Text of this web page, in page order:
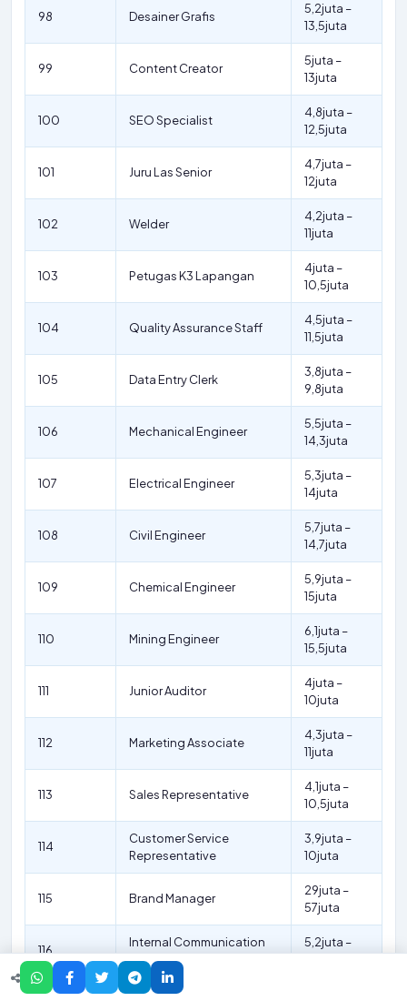
98 Desainer Grafis
5,2juta –
13,5juta
99 Content Creator
5juta –
13juta
100 SEO Specialist
4,8juta –
12,5juta
101 Juru Las Senior
4,7juta –
12juta
102 Welder
4,2juta –
11juta
103 Petugas K3 Lapangan
4juta –
10,5juta
104 Quality Assurance Staff
4,5juta –
11,5juta
105 Data Entry Clerk
3,8juta –
9,8juta
106 Mechanical Engineer
5,5juta –
14,3juta
107 Electrical Engineer
5,3juta –
14juta
108 Civil Engineer
5,7juta –
14,7juta
109 Chemical Engineer
5,9juta –
15juta
110 Mining Engineer
6,1juta –
15,5juta
111 Junior Auditor
4juta –
10juta
112 Marketing Associate
4,3juta –
11juta
113 Sales Representative
4,1juta –
10,5juta
114
Customer Service
Representative
3,9juta –
10juta
115 Brand Manager
29juta –
57juta
116
Internal Communication
Specialist
5,2juta –
External Communication